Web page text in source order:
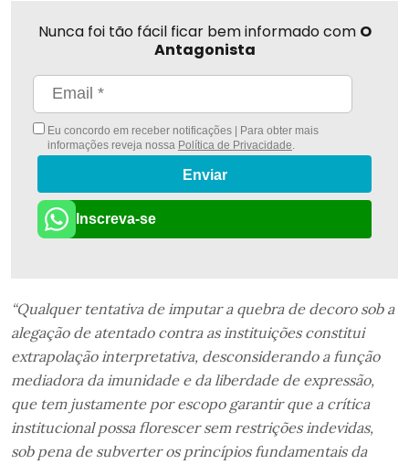
Nunca foi tão fácil ficar bem informado com O
Antagonista
Eu concordo em receber notificações | Para obter mais
informações reveja nossa Política de Privacidade
Enviar
Inscreva-se
“Qualquer tentativa de imputar a quebra de decoro sob a
alegação de atentado contra as instituições constitui
extrapolação interpretativa, desconsiderando a função
mediadora da imunidade e da liberdade de expressão,
que tem justamente por escopo garantir que a crítica
institucional possa florescer sem restrições indevidas,
sob pena de subverter os princípios fundamentais da